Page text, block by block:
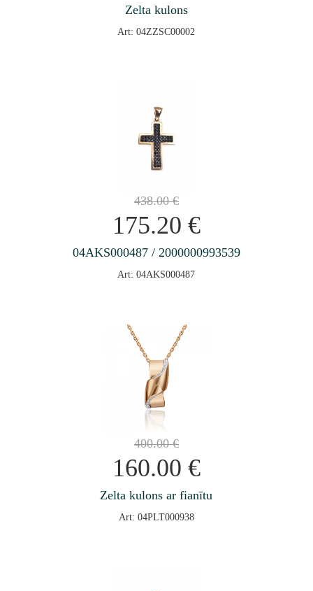
Zelta kulons
Art: 04ZZSC00002
438.00€
175.20 €
04AKS000487 / 2000000993539
Art: 04AKS000487
400.00€
160.00 €
Zelta kulons ar fianītu
Art: 04PLT000938